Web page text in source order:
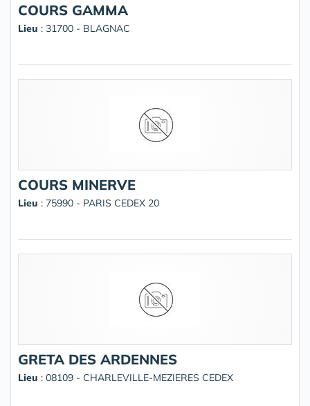
COURS GAMMA
Lieu : 31700 - BLAGNAC
COURS MINERVE
Lieu : 75990 - PARIS CEDEX 20
GRETA DES ARDENNES
Lieu : 08109 - CHARLEVILLE-MEZIERES CEDEX